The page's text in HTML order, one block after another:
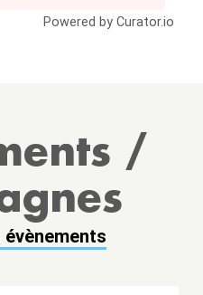
Powered by Curator.io
/